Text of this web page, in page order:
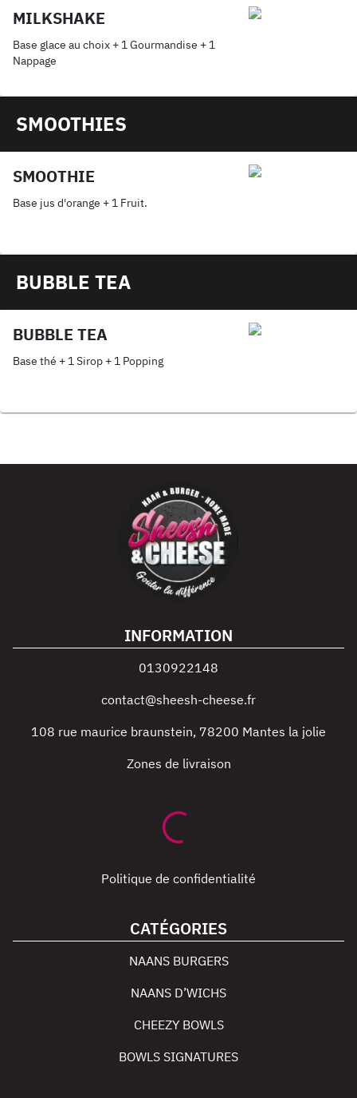
MILKSHAKE
Base glace au choix + 1 Gourmandise + 1
Nappage
SMOOTHIES
SMOOTHIE
Base jus d'orange + 1 Fruit.
BUBBLE TEA
BUBBLE TEA
Base thé + 1 Sirop + 1 Popping
INFORMATION
0130922148
contact@sheesh-cheese.fr
108 rue maurice braunstein, 78200 Mantes la jolie
Zones de livraison
Politique de confidentialité
CATÉGORIES
NAANS BURGERS
NAANS D’WICHS
CHEEZY BOWLS
BOWLS SIGNATURES